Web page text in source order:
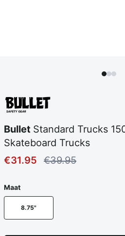
Bullet Standard Trucks
Skateboard Trucks
€31.95
€39.95
Maat
8.75"